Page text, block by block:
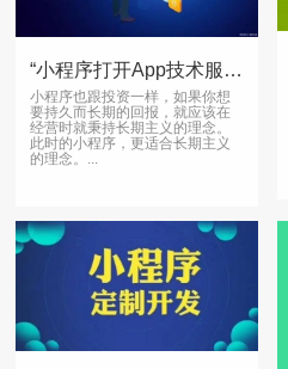
“小程序打开App技术服务”是一种怎样的体验？
小程序也跟投资一样，如果你想
要持久而长期的回报，就应该在
经营时就秉持长期主义的理念。
此时的小程序，更适合长期主义
的理念。...